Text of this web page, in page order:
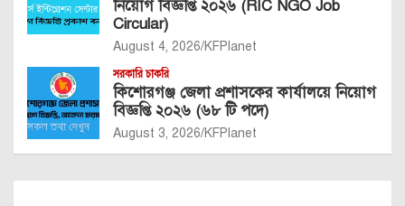
নিয়োগ বিজ্ঞপ্তি ২০২৬ (RIC NGO Job
Circular)
August 4, 2026 KFPlanet
সরকারি চাকরি
কিশোরগঞ্জ জেলা প্রশাসকের কার্যালয়ে নিয়োগ
বিজ্ঞপ্তি ২০২৬ (৬৮ টি পদে)
August 3, 2026 KFPlanet